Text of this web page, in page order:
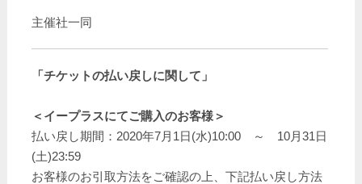
主催社一同
「チケットの払い戻しに関して」
＜イープラスにてご購入のお客様＞
払い戻し期間：2020年7月1日(水)10:00 ～ 10月31日
(土)23:59
お客様のお引取方法をご確認の上、下記払い戻し方法